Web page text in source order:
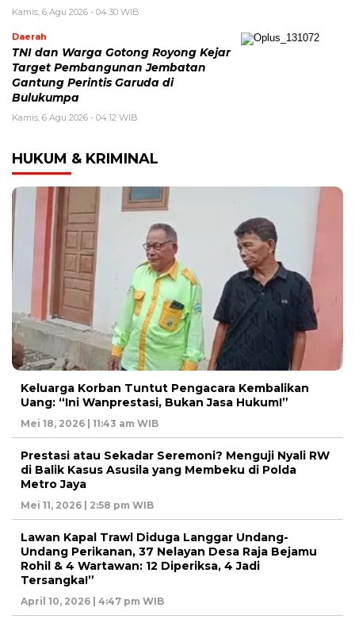
Kamis, 6 Agu 2026 - 04:30 WIB
Daerah
TNI dan Warga Gotong Royong Kejar
Target Pembangunan Jembatan
Gantung Perintis Garuda di
Bulukumpa
Kamis, 6 Agu 2026 - 04:12 WIB
HUKUM & KRIMINAL
Keluarga Korban Tuntut Pengacara Kembalikan
Uang: “Ini Wanprestasi, Bukan Jasa Hukum!”
Mei 18, 2026 | 11:43 am WIB
Prestasi atau Sekadar Seremoni? Menguji Nyali RW
di Balik Kasus Asusila yang Membeku di Polda
Metro Jaya
Mei 11, 2026 | 2:58 pm WIB
Lawan Kapal Trawl Diduga Langgar Undang-
Undang Perikanan, 37 Nelayan Desa Raja Bejamu
Rohil & 4 Wartawan: 12 Diperiksa, 4 Jadi
Tersangka!”
April 10, 2026 | 4:47 pm WIB